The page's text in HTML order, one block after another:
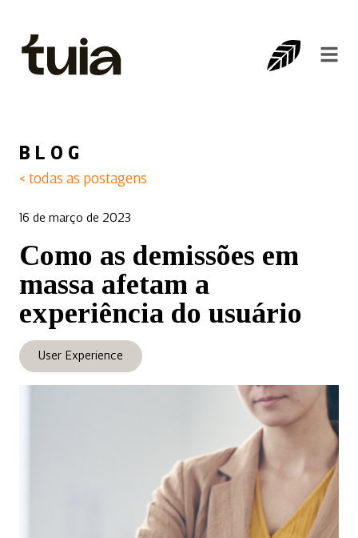
BLOG
< todas as postagens
16 de março de 2023
Como as demissões em
massa afetam a
experiência do usuário
User Experience